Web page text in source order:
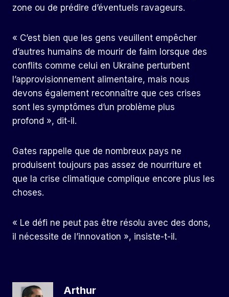
zone ou de prédire d’éventuels ravageurs.
« C’est bien que les gens veuillent empêcher
d’autres humains de mourir de faim lorsque des
conflits comme celui en Ukraine perturbent
l’approvisionnement alimentaire, mais nous
devons également reconnaître que ces crises
sont les symptômes d’un problème plus
profond », dit-il.
Gates rappelle que de nombreux pays ne
produisent toujours pas assez de nourriture et
que la crise climatique complique encore plus les
choses.
« Le défi ne peut pas être résolu avec des dons,
il nécessite de l’innovation », insiste-t-il.
Arthur